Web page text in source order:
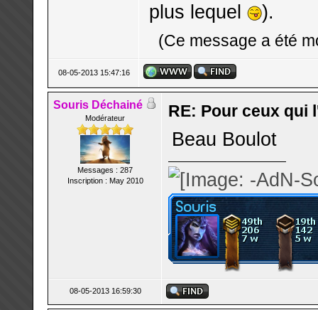
plus lequel
).
(Ce message a été
08-05-2013 15:47:16
Souris Déchainé
Modérateur
Messages : 287
Inscription : May 2010
RE: Pour ceux qui
Beau Boulot
08-05-2013 16:59:30